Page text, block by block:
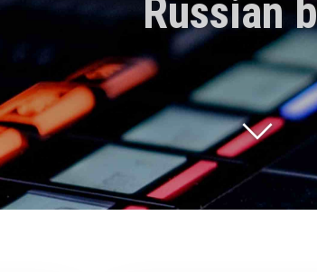
Russian